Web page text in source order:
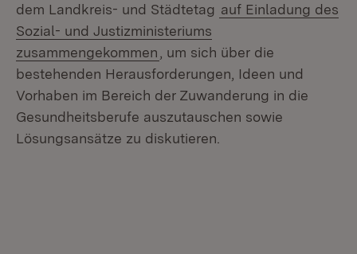
dem Landkreis- und Städtetag auf Einladung des
Sozial- und Justizministeriums
zusammengekommen
, um sich über die
bestehenden Herausforderungen, Ideen und
Vorhaben im Bereich der Zuwanderung in die
Gesundheitsberufe auszutauschen sowie
Lösungsansätze zu diskutieren.